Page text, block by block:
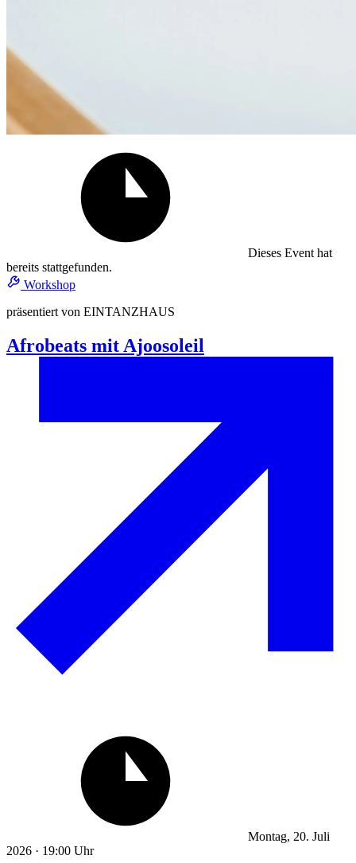
Dieses Event hat
bereits stattgefunden.
Workshop
präsentiert von EINTANZHAUS
Afrobeats mit Ajoosoleil
Montag, 20. Juli
2026 · 19:00 Uhr